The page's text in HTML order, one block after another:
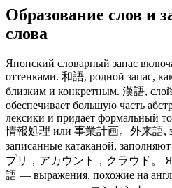
Образование слов и
слова
Японский словарный запас
оттенками. 和語, родной запас,
близким и конкретным. 漢語,
обеспечивает большую часть
лексики и придаёт формальный
情報処理 или 事業計画。外来語,
записанные катаканой,
プリ，アカウント，クラウド。
語 — выражения, похожие на